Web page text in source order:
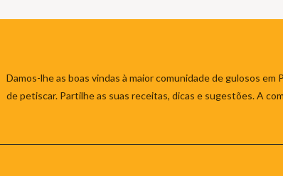
Damos-lhe as boas vindas à maior comunidade de gulosos
de petiscar. Partilhe as suas receitas, dicas e sugestões. A